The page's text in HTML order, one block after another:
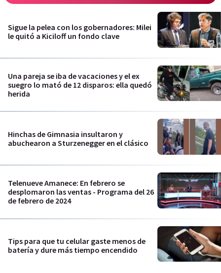
Sigue la pelea con los gobernadores: Milei
le quitó a Kiciloff un fondo clave
Una pareja se iba de vacaciones y el ex
suegro lo mató de 12 disparos: ella quedó
herida
Hinchas de Gimnasia insultaron y
abuchearon a Sturzenegger en el clásico
Telenueve Amanece: En febrero se
desplomaron las ventas - Programa del 26
de febrero de 2024
Tips para que tu celular gaste menos de
batería y dure más tiempo encendido